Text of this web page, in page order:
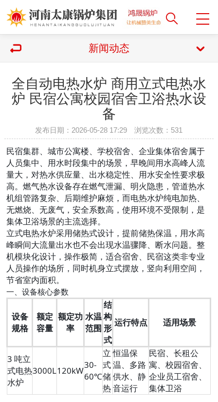
新闻动态
全自动电热水炉 商用立式电热水
炉 民宿公寓校园宿舍卫浴热水设
备
发布日期：2026-05-28 17:29 浏览次数： 531
民宿集群、城市公寓楼、学校宿舍、企业集体宿舍属于
人员集中、用水时段集中的场景，早晚间用水高峰人流
量大，对热水供应量、出水稳定性、用水安全性要求极
高。燃气热水设备存在燃气泄漏、明火隐患，管道热水
机组管路复杂、后期维护麻烦，而电热水炉纯电加热、
无燃烧、无废气，安全系数高，使用环境不受限制，是
集体卫浴场景的主流选择。
立式电热水炉采用储热式设计，提前储热保温，用水高
峰瞬间大流量出水也不会出现水温骤降、断水问题。整
机模块化设计，操作极简，适合宿舍、民宿这类非专业
人员操作的场所，同时机身立式摆放，竖向利用空间，
节省室内面积。
一、设备核心参数
设备
规格
额定
容量
额定功
率
水温
范围
结
构
形
式
运行特点 适用场景
3 吨立
式电热
水炉
3000L120kW
30-
60℃
立
式
储
热
恒温保
温、多路
供水、静
音运行
民宿、长租公
寓、校园宿舍、
企业员工宿舍、
集体卫浴